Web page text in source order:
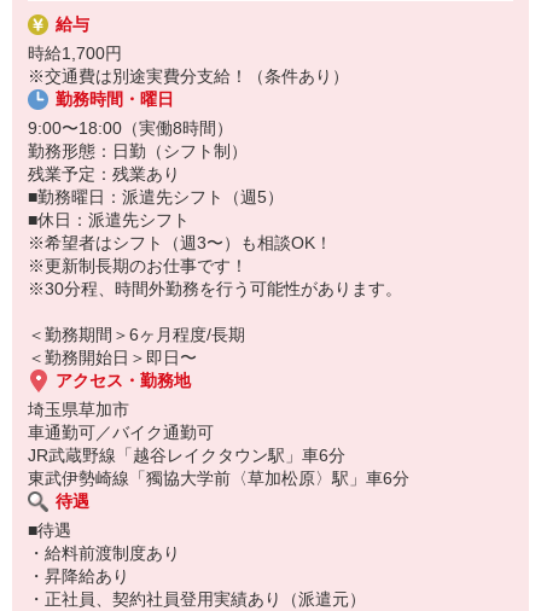
出勤後、配送商材の個数検品、
トラックへの積み込み作業（カート使用）を行い、
1日2回戦（計3〜4件程）を都内の店舗を中心に
一部埼玉方面を含めて配送して頂きます。
■ポイント
カートでの積み下ろし対応で、
意外と負担が少ないおススメのお仕事☆
高時給なので日勤帯でも
毎月28万円以上稼げちゃいます！
また週3日〜勤務も相談可能なので
給与
時給1,700円
※交通費は別途実費分支給！（条件あり）
勤務時間・曜日
9:00〜18:00（実働8時間）
勤務形態：日勤（シフト制）
残業予定：残業あり
■勤務曜日：派遣先シフト（週5）
■休日：派遣先シフト
※希望者はシフト（週3〜）も相談OK！
※更新制長期のお仕事です！
※30分程、時間外勤務を行う可能性があります。
＜勤務期間＞6ヶ月程度/長期
＜勤務開始日＞即日〜
アクセス・勤務地
埼玉県草加市
車通勤可／バイク通勤可
JR武蔵野線「越谷レイクタウン駅」車6分
東武伊勢崎線「獨協大学前〈草加松原〉駅」車6分
待遇
■待遇
・給料前渡制度あり
・昇降給あり
・正社員、契約社員登用実績あり（派遣元）